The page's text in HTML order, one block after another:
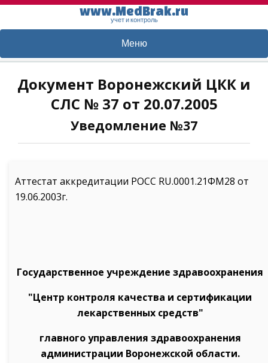
www.MedBrak.ru
учет и контроль
Меню
Документ Воронежский ЦКК и
СЛС № 37 от 20.07.2005
Уведомление №37
Аттестат аккредитации РОСС RU.0001.21ФМ28 от
19.06.2003г.
Государственное учреждение здравоохранения
"Центр контроля качества и сертификации
лекарственных средств"
главного управления здравоохранения
администрации Воронежской области.